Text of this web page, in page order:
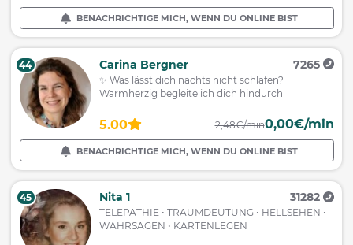
BENACHRICHTIGE MICH, WENN DU ONLINE BIST
44 Carina Bergner 7265
✨ Was lässt dich nachts nicht schlafen?
Warmherzig begleite ich dich hindurch
5.00 2,48€/min0,00€/min
BENACHRICHTIGE MICH, WENN DU ONLINE BIST
45 Nita 1 31282
TELEPATHIE • TRAUMDEUTUNG • HELLSEHEN •
WAHRSAGEN • KARTENLEGEN